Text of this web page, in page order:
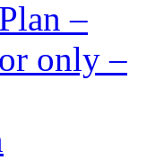
–
only –